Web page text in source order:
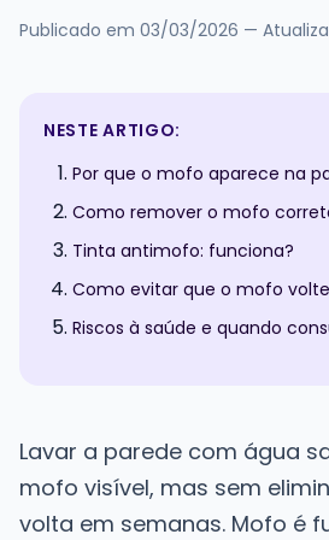
Publicado em 03/03/2026 —
NESTE ARTIGO:
Por que o mofo aparece na
Como remover o mofo
Tinta antimofo: funciona?
Como evitar que o mofo volte
Riscos à saúde e quando
Lavar a parede com água
mofo visível, mas sem
volta em semanas. Mofo é